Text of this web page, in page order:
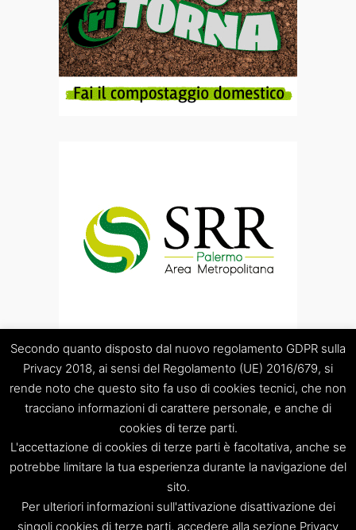
“Società Regolamentazione del servizio di gestione Rifiuti
“Palermo Area Metropolitana” S.C.p.A.
Sede legale: Palermo – Piazza Pretoria 1 – Sede amministrativa:
Palermo – Via Resuttana 360 – Capitale sociale: Euro
120.000,00
Secondo quanto disposto dal nuovo regolamento GDPR sulla
Privacy 2018, ai sensi del Regolamento (UE) 2016/679, si
rende noto che questo sito fa uso di cookies tecnici, che non
tracciano informazioni di carattere personale, e anche di
cookies di terze parti.
L'accettazione di cookies di terze parti è facoltativa, anche se
potrebbe limitare la tua esperienza durante la navigazione del
sito.
Per ulteriori informazioni sull'attivazione disattivazione dei
singoli cookies di terze parti, accedere alla sezione Privacy